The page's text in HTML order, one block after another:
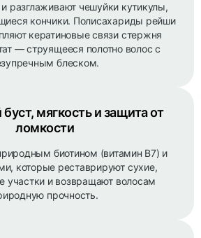
разглаживают чешуйки кутикулы,
кончики. Полисахариды рейши
кератиновые связи стержня
— струящееся полотно волос с
блеском.
мягкость и защита от
ломкости
биотином (витамин B7) и
которые реставрируют сухие,
участки и возвращают волосам
прочность.